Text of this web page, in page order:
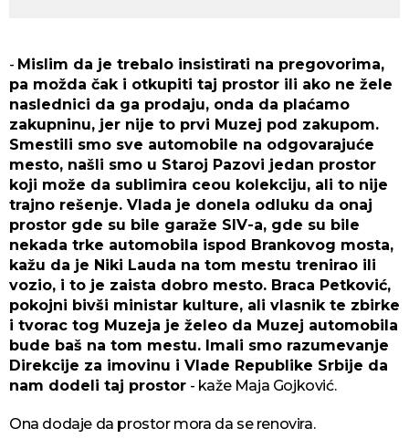
- Mislim da je trebalo insistirati na pregovorima,
pa možda čak i otkupiti taj prostor ili ako ne žele
naslednici da ga prodaju, onda da plaćamo
zakupninu, jer nije to prvi Muzej pod zakupom.
Smestili smo sve automobile na odgovarajuće
mesto, našli smo u Staroj Pazovi jedan prostor
koji može da sublimira ceou kolekciju, ali to nije
trajno rešenje. Vlada je donela odluku da onaj
prostor gde su bile garaže SIV-a, gde su bile
nekada trke automobila ispod Brankovog mosta,
kažu da je Niki Lauda na tom mestu trenirao ili
vozio, i to je zaista dobro mesto. Braca Petković,
pokojni bivši ministar kulture, ali vlasnik te zbirke
i tvorac tog Muzeja je želeo da Muzej automobila
bude baš na tom mestu. Imali smo razumevanje
Direkcije za imovinu i Vlade Republike Srbije da
nam dodeli taj prostor - kaže Maja Gojković.
Ona dodaje da prostor mora da se renovira.